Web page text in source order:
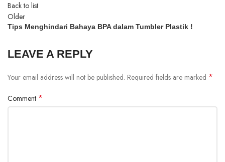
Back to list
Older
Tips Menghindari Bahaya BPA dalam Tumbler Plastik !
LEAVE A REPLY
Your email address will not be published. Required fields are marked *
Comment *